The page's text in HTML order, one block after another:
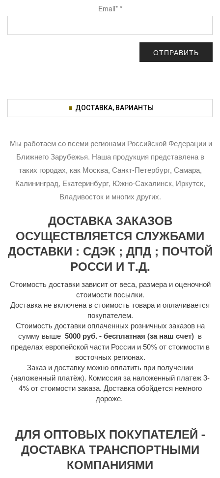
Email* *
ДОСТАВКА, ВАРИАНТЫ
Мы работаем со всеми регионами Российской Федерации и
Ближнего Зарубежья. Наша продукция представлена в
таких городах, как Москва, Санкт-Петербург, Самара,
Калининград, Екатеринбург, Южно-Сахалинск, Иркутск,
Владивосток и многих других.
ДОСТАВКА ЗАКАЗОВ
ОСУЩЕСТВЛЯЕТСЯ СЛУЖБАМИ
ДОСТАВКИ : СДЭК ; ДПД ; ПОЧТОЙ
РОССИ И Т.Д.
Стоимость доставки зависит от веса, размера и оценочной
стоимости посылки.
Доставка не включена в стоимость товара и оплачивается
покупателем.
Стоимость доставки оплаченных розничных заказов на
сумму выше 5000 руб. - бесплатная (за наш счет) в
пределах европейской части России и 50% от стоимости в
восточных регионах.
Заказ и доставку можно оплатить при получении
(наложенный платёж). Комиссия за наложенный платеж 3-
4% от стоимости заказа. Доставка обойдется немного
дороже.
ДЛЯ ОПТОВЫХ ПОКУПАТЕЛЕЙ -
ДОСТАВКА ТРАНСПОРТНЫМИ
КОМПАНИЯМИ